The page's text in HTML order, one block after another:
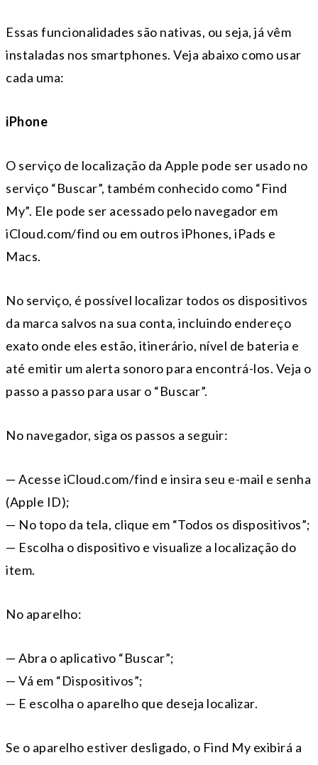
Essas funcionalidades são nativas, ou seja, já vêm
instaladas nos smartphones. Veja abaixo como usar
cada uma:
iPhone
O serviço de localização da Apple pode ser usado no
serviço “Buscar”, também conhecido como “Find
My”. Ele pode ser acessado pelo navegador em
iCloud.com/find ou em outros iPhones, iPads e
Macs.
No serviço, é possível localizar todos os dispositivos
da marca salvos na sua conta, incluindo endereço
exato onde eles estão, itinerário, nível de bateria e
até emitir um alerta sonoro para encontrá-los. Veja o
passo a passo para usar o “Buscar”.
No navegador, siga os passos a seguir:
— Acesse iCloud.com/find e insira seu e-mail e senha
(Apple ID);
— No topo da tela, clique em “Todos os dispositivos”;
— Escolha o dispositivo e visualize a localização do
item.
No aparelho:
— Abra o aplicativo “Buscar”;
— Vá em “Dispositivos”;
— E escolha o aparelho que deseja localizar.
Se o aparelho estiver desligado, o Find My exibirá a